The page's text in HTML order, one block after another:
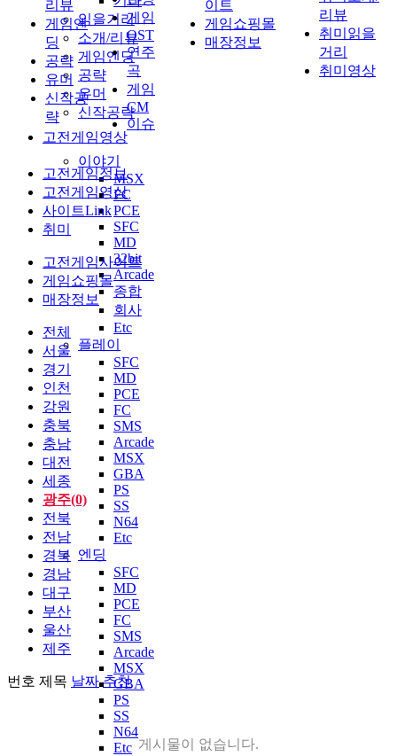
읽을거리
소개/리뷰
게임엔딩
공략
유머
신작공략
고전게임영상
이야기
MSX
FC
PCE
SFC
MD
32bit
Arcade
종합
회사
Etc
플레이
SFC
MD
PCE
FC
SMS
Arcade
MSX
GBA
PS
SS
N64
Etc
엔딩
SFC
MD
PCE
FC
SMS
Arcade
MSX
GBA
PS
SS
N64
Etc
리뷰
게임엔
딩
공략
유머
신작공
략
게임
OST
연주
곡
게임
CM
이슈
이트
게임쇼핑몰
매장정보
리뷰
취미읽을
거리
취미영상
고전게임정보
고전게임영상
사이트Link
취미
고전게임사이트
게임쇼핑몰
매장정보
전체
서울
경기
인천
강원
충북
충남
대전
세종
광주(0)
전북
전남
경북
경남
대구
부산
울산
제주
번호 제목 날짜 추천
게시물이 없습니다.